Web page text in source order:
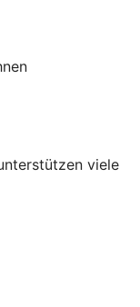
viele